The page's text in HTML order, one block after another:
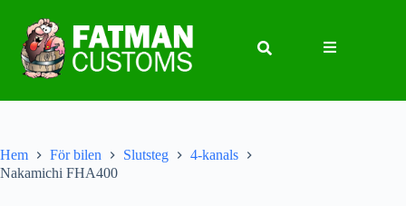
Hem För bilen Slutsteg
4-kanals
Nakamichi FHA400